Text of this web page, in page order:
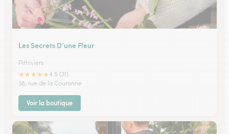
Les Secrets D’une Fleur
Pithiviers
★★★★★4.5 (31)
38, rue de la Couronne
Voir la boutique